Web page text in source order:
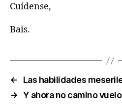
Cuídense,
Bais.
←
Las habilidades
→ Y ahora no camino